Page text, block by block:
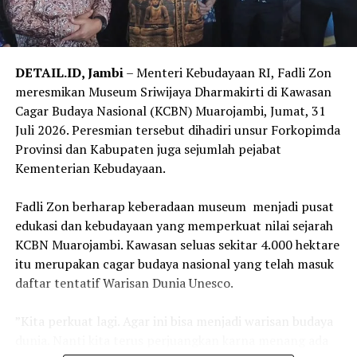
selaku Rektor Yayasan De Britto, menyampaikan bahwa
perjumpaan para alumni Jesuit dari berbagai negara
menjadi kesempatan berharga untuk memperkuat
persaudaraan universal. Pendidikan Jesuit, menurutnya,
tidak hanya membentuk manusia yang cerdas, tetapi
juga pribadi yang mampu membangun dialog, melayani
sesama, dan menghadirkan harapan bagi dunia yang
semakin beragam.
Puncak acara malam itu hadir melalui pementasan
Britto bersama mahasiswa Universitas Sanata Dharma.
Selama hampir satu jam, para penampil mengajak para
tamu menyaksikan kisah yang memadukan musik, tari,
teater, dan tata artistik dalam satu pertunjukan yang
memukau. Kolaborasi lintas jenjang pendidikan tersebut
DETAIL.ID, Jambi– Menteri Kebudayaan RI, Fadli Zon
meresmikan Museum Sriwijaya Dharmakirti di Kawasan
Cagar Budaya Nasional (KCBN) Muarojambi, Jumat, 31
Juli 2026. Peresmian tersebut dihadiri unsur Forkopimda
Provinsi dan Kabupaten juga sejumlah pejabat
Kementerian Kebudayaan.
‎Fadli Zon berharap keberadaan museum menjadi pusat
edukasi dan kebudayaan yang memperkuat nilai sejarah
KCBN Muarojambi. Kawasan seluas sekitar 4.000 hektare
itu merupakan cagar budaya nasional yang telah masuk
daftar tentatif Warisan Dunia Unesco.